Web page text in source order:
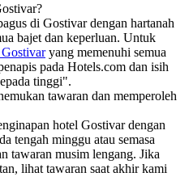
di Gostivar dengan hartanah
bajet dan keperluan. Untuk
yang memenuhi semua
pada Hotels.com dan isih
tinggi".
tawaran dan memperoleh
hotel Gostivar dengan
tengah minggu atau semasa
tawaran musim lengang. Jika
lihat tawaran saat akhir kami